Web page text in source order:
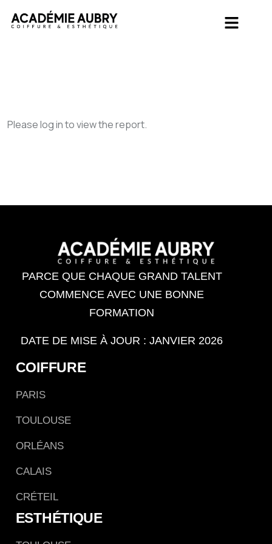
Please log in to view the report.
PARCE QUE CHAQUE GRAND TALENT
COMMENCE AVEC UNE BONNE
FORMATION
DATE DE MISE À JOUR : JANVIER 2026
COIFFURE
PARIS
TOULOUSE
ORLÉANS
CALAIS
CRÉTEIL
ESTHÉTIQUE